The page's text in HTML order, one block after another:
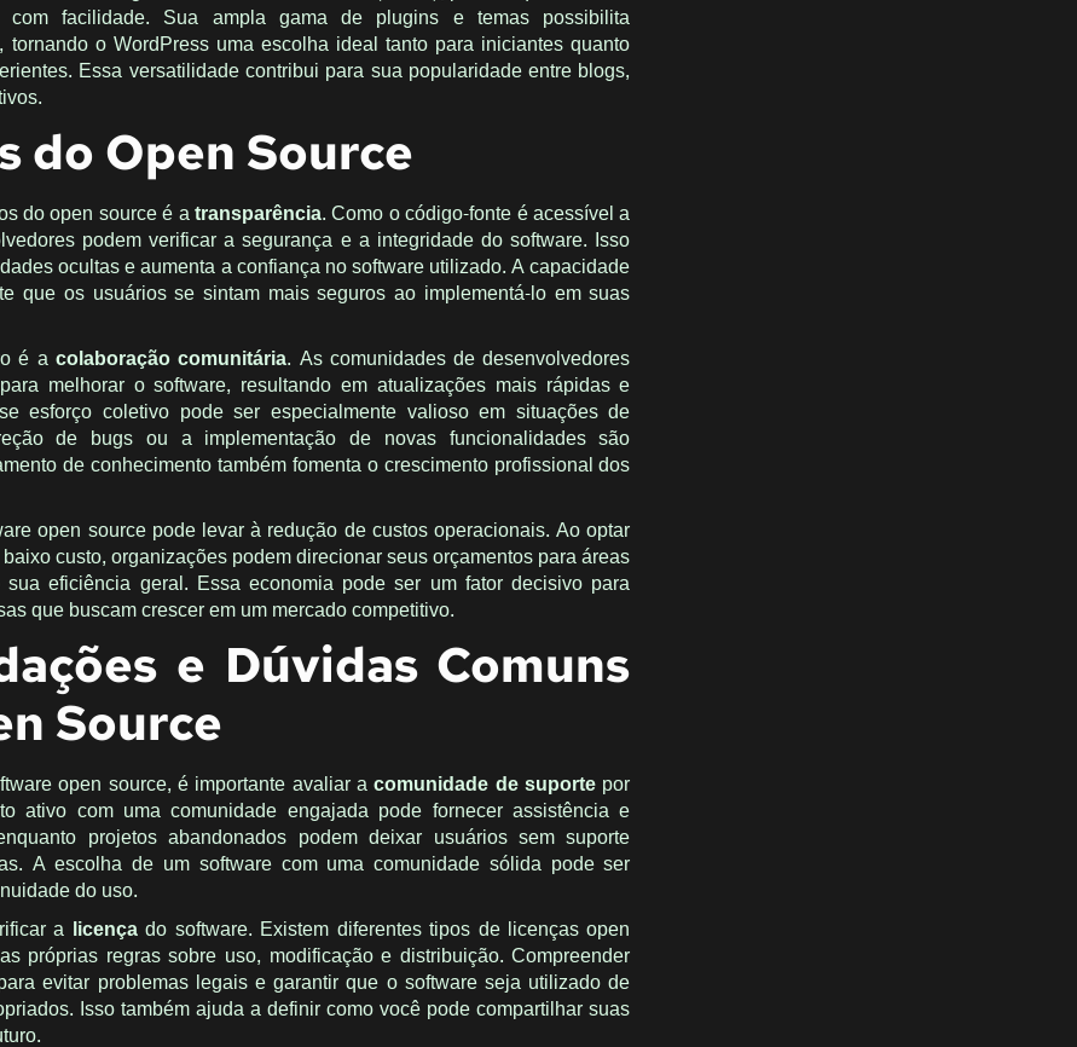
facilidade. Sua ampla gama de plugins e temas possibilita
tornando o WordPress uma escolha ideal tanto para iniciantes quanto
Essa versatilidade contribui para sua popularidade entre blogs,
do Open Source
do open source é atransparência. Como o código-fonte é acessível a
podem verificar a segurança e a integridade do software. Isso
ocultas e aumenta a confiança no software utilizado. A capacidade
que os usuários se sintam mais seguros ao implementá-lo em suas
é a colaboração comunitária. As comunidades de desenvolvedores
melhorar o software, resultando em atualizações mais rápidas e
esforço coletivo pode ser especialmente valioso em situações de
de bugs ou a implementação de novas funcionalidades são
de conhecimento também fomenta o crescimento profissional dos
open source pode levar à redução de custos operacionais. Ao optar
custo, organizações podem direcionar seus orçamentos para áreas
sua eficiência geral. Essa economia pode ser um fator decisivo para
que buscam crescer em um mercado competitivo.
e Dúvidas Comuns
Source
open source, é importante avaliar acomunidade de suporte por
ativo com uma comunidade engajada pode fornecer assistência e
projetos abandonados podem deixar usuários sem suporte
A escolha de um software com uma comunidade sólida pode ser
do uso.
a licençado software. Existem diferentes tipos de licenças open
próprias regras sobre uso, modificação e distribuição. Compreender
evitar problemas legais e garantir que o software seja utilizado de
Isso também ajuda a definir como você pode compartilhar suas